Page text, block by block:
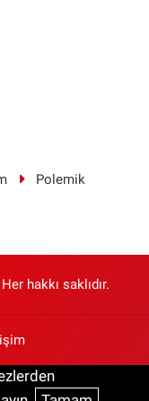
Polemik
hakkı saklıdır.